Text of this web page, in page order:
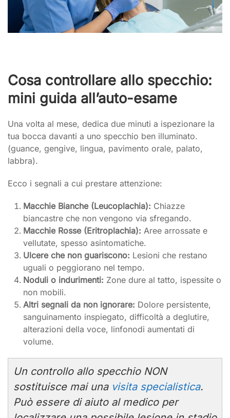
Cosa controllare allo specchio:
mini guida all’auto-esame
Una volta al mese, dedica due minuti a ispezionare la
tua bocca davanti a uno specchio ben illuminato.
(guance, gengive, lingua, pavimento orale, palato,
labbra).
Ecco i segnali a cui prestare attenzione:
Macchie Bianche (Leucoplachia): Chiazze
biancastre che non vengono via sfregando.
Macchie Rosse (Eritroplachia): Aree arrossate e
vellutate, spesso asintomatiche.
Ulcere che non guariscono: Lesioni che restano
uguali o peggiorano nel tempo.
Noduli o indurimenti: Zone dure al tatto, ispessite o
non mobili.
Altri segnali da non ignorare: Dolore persistente,
sanguinamento inspiegato, difficoltà a deglutire,
alterazioni della voce, linfonodi aumentati di
volume.
Un controllo allo specchio NON
sostituisce mai una visita specialistica.
Può essere di aiuto al medico per